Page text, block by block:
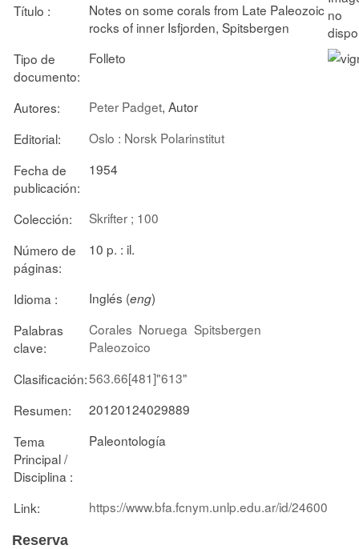
Título :
Notes on some corals from Late Paleozoic
rocks of inner Isfjorden, Spitsbergen
Tipo de
documento:
Folleto
Autores: Peter Padget, Autor
Editorial:
Oslo : Norsk Polarinstitut
Fecha de
publicación:
1954
Colección:
Skrifter ; 100
Número de
páginas:
10 p. : il.
Idioma : Inglés (eng)
Palabras
clave:
Corales Noruega Spitsbergen
Paleozoico
Clasificación:563.66[481]"613"
Resumen:
20120124029889
Tema
Principal /
Disciplina :
Paleontología
Link: https://www.bfa.fcnym.unlp.edu.ar/id/24600
Reserva